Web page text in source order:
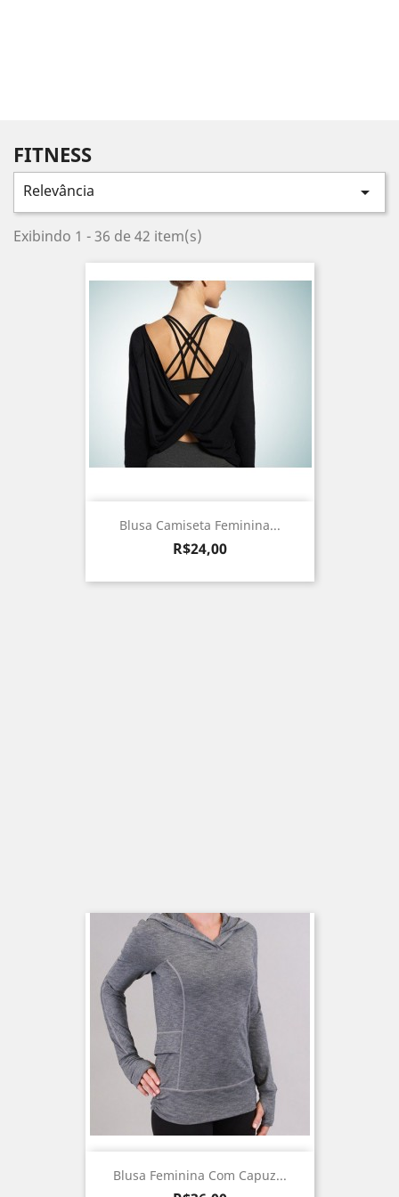
FITNESS
Relevância 
Exibindo 1 - 36 de 42 item(s)
Blusa Camiseta Feminina...
Preço
R$24,00
Blusa Feminina Com Capuz...